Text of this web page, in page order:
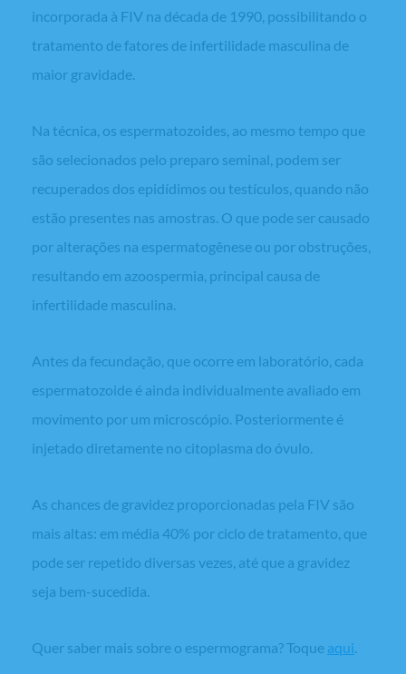
incorporada à FIV na década de 1990, possibilitando o
tratamento de fatores de infertilidade masculina de
maior gravidade.
Na técnica, os espermatozoides, ao mesmo tempo que
são selecionados pelo preparo seminal, podem ser
recuperados dos epidídimos ou testículos, quando não
estão presentes nas amostras. O que pode ser causado
por alterações na espermatogênese ou por obstruções,
resultando em azoospermia, principal causa de
infertilidade masculina.
Antes da fecundação, que ocorre em laboratório, cada
espermatozoide é ainda individualmente avaliado em
movimento por um microscópio. Posteriormente é
injetado diretamente no citoplasma do óvulo.
As chances de gravidez proporcionadas pela FIV são
mais altas: em média 40% por ciclo de tratamento, que
pode ser repetido diversas vezes, até que a gravidez
seja bem-sucedida.
Quer saber mais sobre o espermograma? Toque aqui